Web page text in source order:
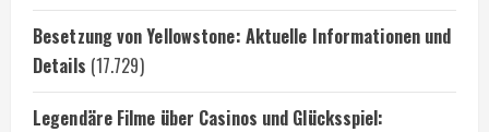
Besetzung von Yellowstone: Aktuelle Informationen und
Details (17.729)
Legendäre Filme über Casinos und Glücksspiel: